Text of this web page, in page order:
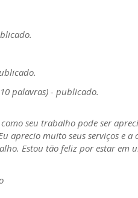
palavras) - publicado.
seu trabalho pode ser
aprecio muito seus serviços e
Estou tão feliz por estar em